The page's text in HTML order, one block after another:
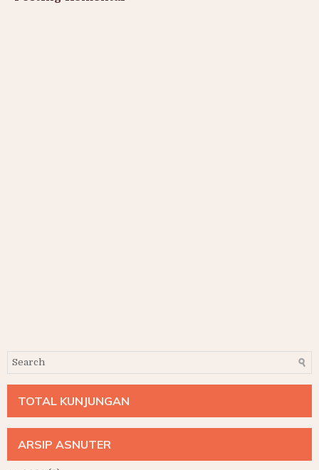
TOTAL KUNJUNGAN
ARSIP ASNUTER